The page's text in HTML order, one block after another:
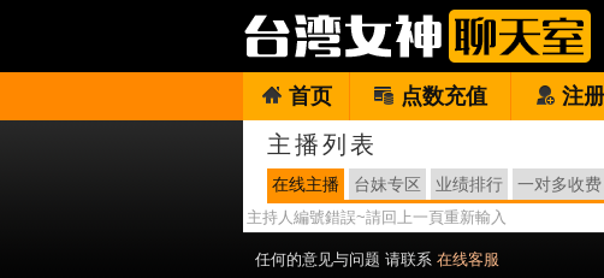
首页 点数充值 注
主播列表
在线主播 台妹专区 业绩排行 一对多收费
主持人編號錯誤~請回上一頁重新輸入
任何的意见与问题 请联系 在线客服